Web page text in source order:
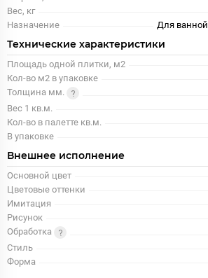
Вес, кг
Назначение
Для
Технические характеристики
Площадь одной плитки, м2
Кол-во м2 в упаковке
Толщина мм.
Вес 1 кв.м.
Кол-во в палетте кв.м.
В упаковке
Внешнее исполнение
Основной цвет
Цветовые оттенки
Имитация
Рисунок
Обработка
Стиль
Форма